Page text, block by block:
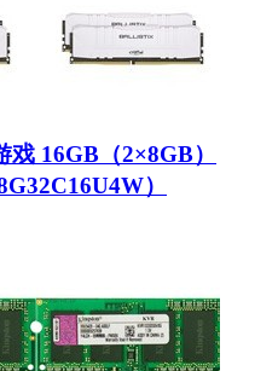
16GB（2×8GB）
）